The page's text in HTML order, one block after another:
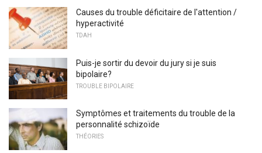
Causes du trouble déficitaire de l'attention /
hyperactivité
TDAH
Puis-je sortir du devoir du jury si je suis
bipolaire?
TROUBLE BIPOLAIRE
Symptômes et traitements du trouble de la
personnalité schizoïde
THÉORIES